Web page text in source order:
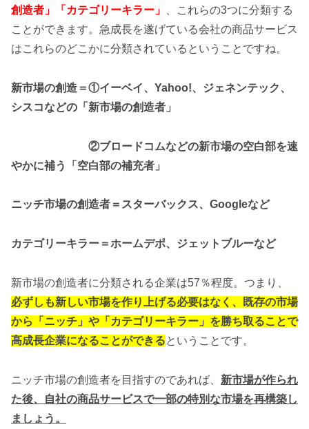
創造者」「カテゴリーキラー」
、これらの3つに分類する
ことができます。急成長を遂げている会社の商品サービス
はこれらのどこかに分類されているということですね。
新市場の創造＝①イーベイ、Yahoo!、ジェネンテック、
シスコなどの「新市場の創造者」
②ブロードコムなどの新市場の空白部を速
やかに補う「空白部の補充者」
ニッチ市場の創造者＝スターバックス、Googleなど
カテゴリーキラー＝ホームデポ、ジェットブルーなど
新市場の創造者に分類される企業は57％程度。つまり、
必ずしも新しい市場を作り上げる必要はなく、既存の市場
から「ニッチ」や「カテゴリーキラー」を勝ち取ることで
高成長企業になることができるということです。
ニッチ市場の創造者を目指すのであれば、 新市場が作られ
た後、自社の商品サービスで一部の特別な市場を再構築し
ましょう。